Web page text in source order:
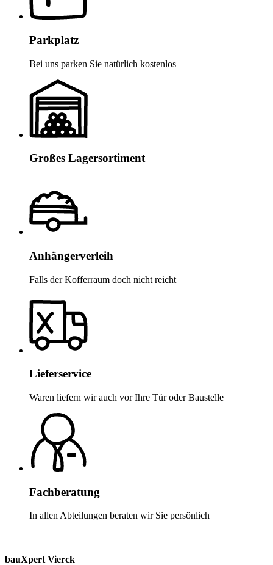
Parkplatz
Bei uns parken Sie natürlich kostenlos
Großes Lagersortiment
Anhängerverleih
Falls der Kofferraum doch nicht reicht
Lieferservice
Waren liefern wir auch vor Ihre Tür oder Baustelle
Fachberatung
In allen Abteilungen beraten wir Sie persönlich
bauXpert Vierck